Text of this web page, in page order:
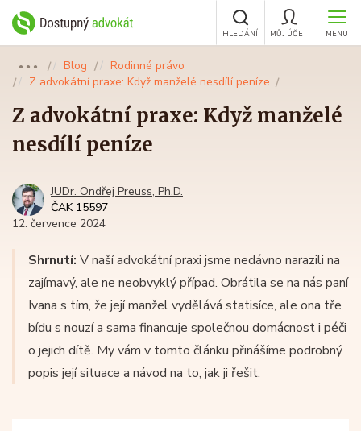
MENU
MŮJ ÚČET
HLEDÁNÍ
●●● Blog
Rodinné právo
Z advokátní praxe: Když manželé nesdílí peníze
Z advokátní praxe: Když manželé
nesdílí peníze
JUDr. Ondřej Preuss, Ph.D.
ČAK 15597
12. července 2024
Shrnutí: V naší advokátní praxi jsme nedávno narazili na
zajímavý, ale ne neobvyklý případ. Obrátila se na nás paní
Ivana s tím, že její manžel vydělává statisíce, ale ona tře
bídu s nouzí a sama financuje společnou domácnost i péči
o jejich dítě. My vám v tomto článku přinášíme podrobný
popis její situace a návod na to, jak ji řešit.